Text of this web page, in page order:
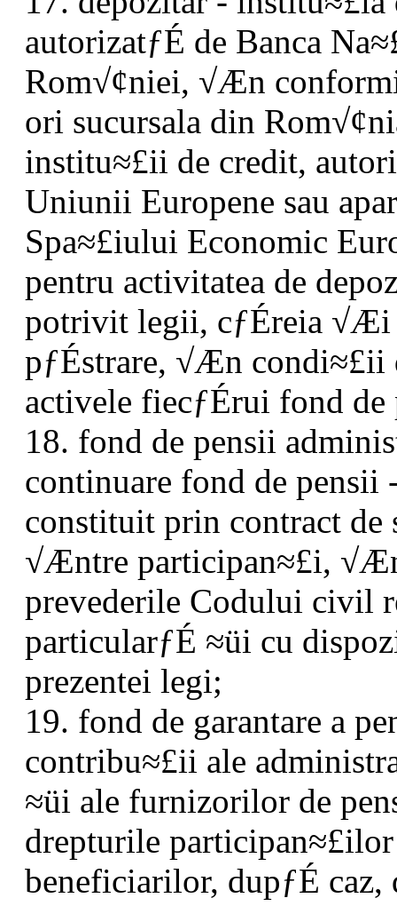
autorizatƒÉ de Banca
Rom√¢niei, √Æn
ori sucursala din
institu≈£ii de credit,
Uniunii Europene sau
Spa≈£iului Economic
pentru activitatea de
potrivit legii, cƒÉreia √Æi
pƒÉstrare, √Æn condi≈£ii
activele fiecƒÉrui fond
18. fond de pensii
continuare fond de pensii
constituit prin contract
√Æntre participan≈£i,
prevederile Codului civil
particularƒÉ ≈üi cu
prezentei legi;
19. fond de garantare a
contribu≈£ii ale
≈üi ale furnizorilor de
drepturile
beneficiarilor, dupƒÉ